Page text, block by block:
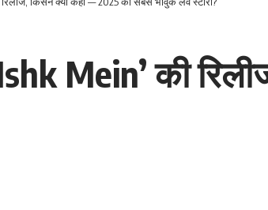
Mein’ की